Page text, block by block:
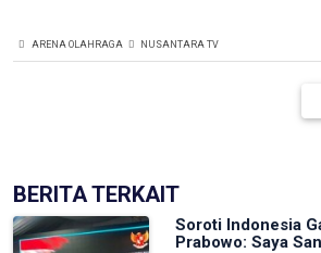
ARENA OLAHRAGA NUSANTARA TV
BERITA TERKAIT
Soroti Indonesia
Prabowo: Saya